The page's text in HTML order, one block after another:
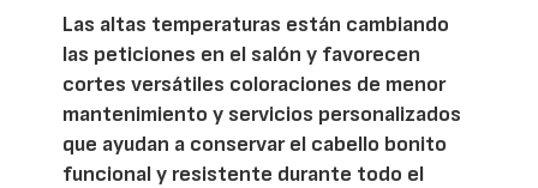
Las altas temperaturas están cambiando
las peticiones en el salón y favorecen
cortes versátiles coloraciones de menor
mantenimiento y servicios personalizados
que ayudan a conservar el cabello bonito
funcional y resistente durante todo el